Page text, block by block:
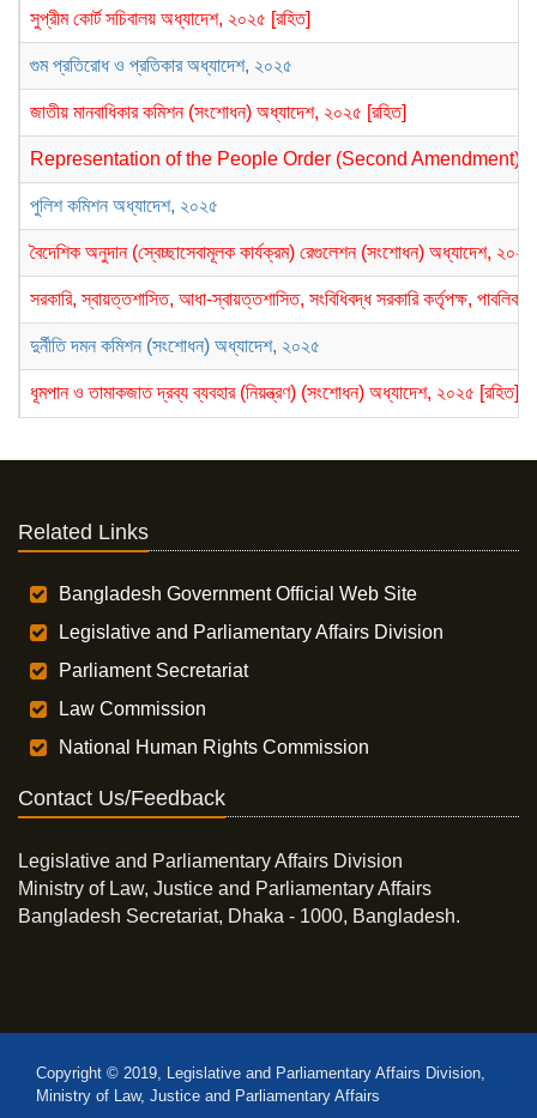
সুপ্রীম কোর্ট সচিবালয় অধ্যাদেশ, ২০২৫ [রহিত]
গুম প্রতিরোধ ও প্রতিকার অধ্যাদেশ, ২০২৫
জাতীয় মানবাধিকার কমিশন (সংশোধন) অধ্যাদেশ, ২০২৫ [রহিত]
Representation of the People Order (Second Amendment)
পুলিশ কমিশন অধ্যাদেশ, ২০২৫
বৈদেশিক অনুদান (স্বেচ্ছাসেবামূলক কার্যক্রম) রেগুলেশন (সংশোধন) অধ্যাদেশ,
সরকারি, স্বায়ত্তশাসিত, আধা-স্বায়ত্তশাসিত, সংবিধিবদ্ধ সরকারি কর্তৃপক্ষ,
দুর্নীতি দমন কমিশন (সংশোধন) অধ্যাদেশ, ২০২৫
ধূমপান ও তামাকজাত দ্রব্য ব্যবহার (নিয়ন্ত্রণ) (সংশোধন) অধ্যাদেশ, ২০২৫ [রহিত]
Related Links
Bangladesh Government Official Web Site
Legislative and Parliamentary Affairs Division
Parliament Secretariat
Law Commission
National Human Rights Commission
Contact Us/Feedback
Legislative and Parliamentary Affairs Division
Ministry of Law, Justice and Parliamentary Affairs
Bangladesh Secretariat, Dhaka - 1000, Bangladesh.
Copyright © 2019, Legislative and Parliamentary Affairs Division,
Ministry of Law, Justice and Parliamentary Affairs